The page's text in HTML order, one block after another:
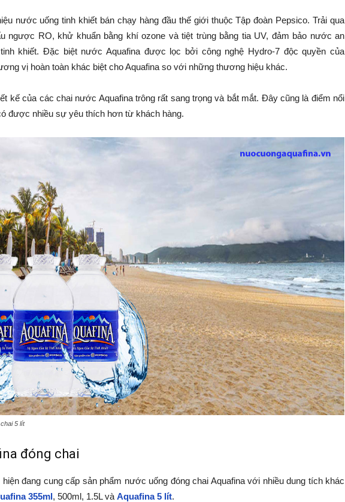
nước uống tinh khiết bán chạy hàng đầu thế giới thuộc Tập đoàn Pepsico. Trải qua
ngược RO, khử khuẩn bằng khí ozone và tiệt trùng bằng tia UV, đảm bảo nước an
khiết. Đặc biệt nước Aquafina được lọc bởi công nghệ Hydro-7 độc quyền của
vị hoàn toàn khác biệt cho Aquafina so với những thương hiệu khác.
kế của các chai nước Aquafina trông rất sang trọng và bắt mắt. Đây cũng là điểm nổi
được nhiều sự yêu thích hơn từ khách hàng.
5 lít
đóng chai
đang cung cấp sản phẩm nước uống đóng chai Aquafina với nhiều dung tích khác
355ml, 500ml, 1.5L và Aquafina 5 lít.